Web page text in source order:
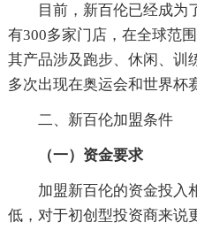
目前，新百伦已经成为
有300多家门店，在全球范
其产品涉及跑步、休闲、训
多次出现在奥运会和世界杯
二、新百伦加盟条件
（一）资金要求
加盟新百伦的资金投入
低，对于初创型投资商来说